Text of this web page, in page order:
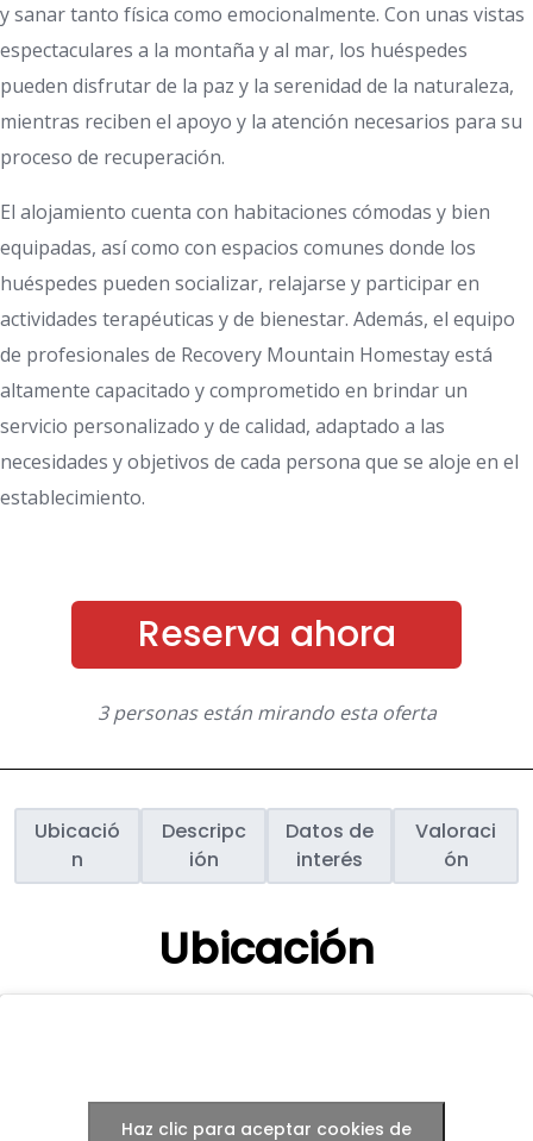
y sanar tanto física como emocionalmente. Con unas vistas
espectaculares a la montaña y al mar, los huéspedes
pueden disfrutar de la paz y la serenidad de la naturaleza,
mientras reciben el apoyo y la atención necesarios para su
proceso de recuperación.
El alojamiento cuenta con habitaciones cómodas y bien
equipadas, así como con espacios comunes donde los
huéspedes pueden socializar, relajarse y participar en
actividades terapéuticas y de bienestar. Además, el equipo
de profesionales de Recovery Mountain Homestay está
altamente capacitado y comprometido en brindar un
servicio personalizado y de calidad, adaptado a las
necesidades y objetivos de cada persona que se aloje en el
establecimiento.
Reserva ahora
3 personas están mirando esta oferta
Ubicació
n
Descripc
ión
Datos de
interés
Valoraci
ón
Ubicación
Haz clic para aceptar cookies de